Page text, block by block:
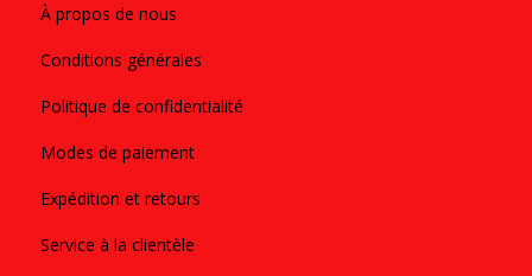
À propos de nous
Conditions générales
Politique de confidentialité
Modes de paiement
Expédition et retours
Service à la clientèle